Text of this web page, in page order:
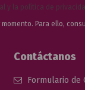
y la política de
Para ello,
Contáctanos
Formulario de